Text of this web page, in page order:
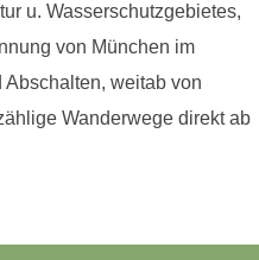
u. Wasserschutzgebietes,
von München im
weitab von
Wanderwege direkt ab